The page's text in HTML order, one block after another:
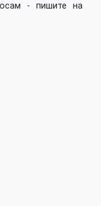
- пишите на